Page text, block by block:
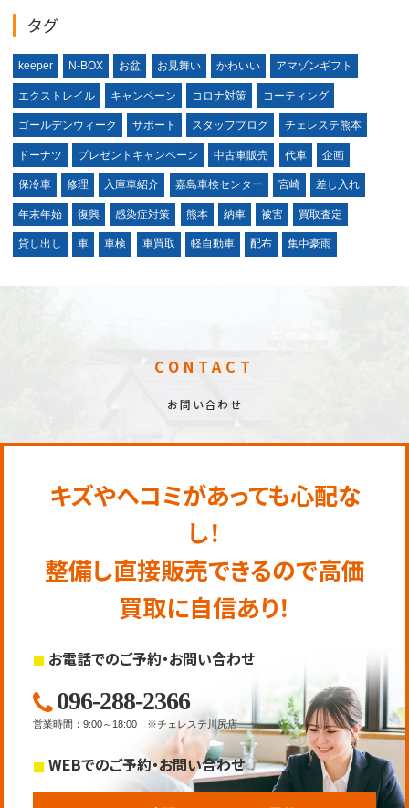
タグ
keeper N-BOX お盆 お見舞い かわいい アマゾンギフト
エクストレイル キャンペーン コロナ対策 コーティング
ゴールデンウィーク サポート スタッフブログ チェレステ熊本
ドーナツ プレゼントキャンペーン 中古車販売 代車 企画
保冷車 修理 入庫車紹介 嘉島車検センター 宮崎 差し入れ
年末年始 復興 感染症対策 熊本 納車 被害 買取査定
貸し出し 車 車検 車買取 軽自動車 配布 集中豪雨
CONTACT
お問い合わせ
キズやヘコミがあっても心配な
し！
整備し直接販売できるので高価
買取に自信あり！
お電話でのご予約・お問い合わせ
096-288-2366
営業時間 ： 9:00～18:00 ※チェレステ川尻店
WEBでのご予約・お問い合わせ